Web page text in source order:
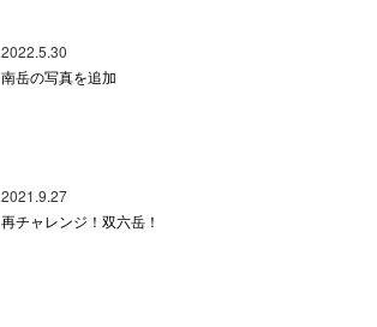
2022.5.30
南岳の写真を追加
2021.9.27
再チャレンジ！双六岳！